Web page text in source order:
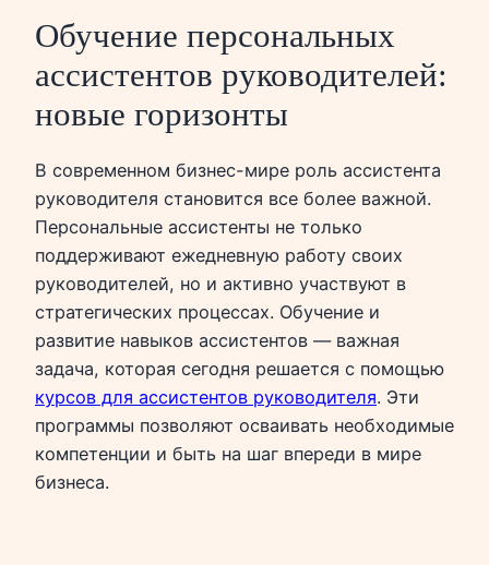
Обучение персональных
ассистентов руководителей:
новые горизонты
В современном бизнес-мире роль ассистента
руководителя становится все более важной.
Персональные ассистенты не только
поддерживают ежедневную работу своих
руководителей, но и активно участвуют в
стратегических процессах. Обучение и
развитие навыков ассистентов — важная
задача, которая сегодня решается с помощью
курсов для ассистентов руководителя. Эти
программы позволяют осваивать необходимые
компетенции и быть на шаг впереди в мире
бизнеса.